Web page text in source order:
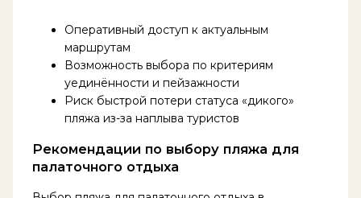
Оперативный доступ к актуальным
маршрутам
Возможность выбора по критериям
уединённости и пейзажности
Риск быстрой потери статуса «дикого»
пляжа из-за наплыва туристов
Рекомендации по выбору пляжа для
палаточного отдыха